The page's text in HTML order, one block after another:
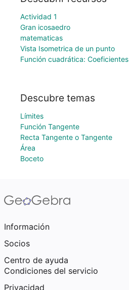
Actividad 1
Gran icosaedro
matematicas
Vista Isometrica de un punto
Función cuadrática: Coeficientes
Descubre temas
Límites
Función Tangente
Recta Tangente o Tangente
Área
Boceto
Información
Socios
Centro de ayuda
Condiciones del servicio
Privacidad